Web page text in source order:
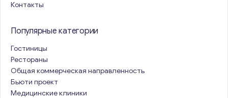
Контакты
Популярные категории
Гостиницы
Рестораны
Общая коммерческая направленность
Бьюти проект
Медицинские клиники